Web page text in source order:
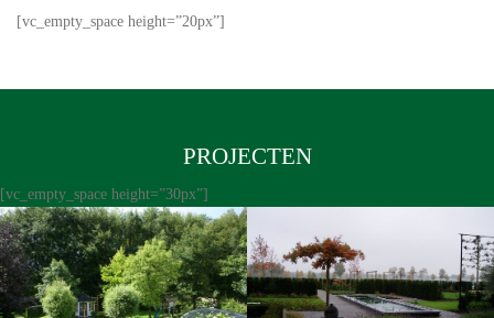
[vc_empty_space height=”20px”]
PROJECTEN
[vc_empty_space height=”30px”]